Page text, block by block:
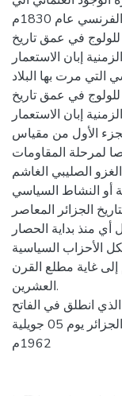
الاحتلال الفرنسي عام 1830م.
في عمق تاريخ
إبان الاستعمار
التي مرت بها البلاد.
في عمق تاريخ
إبان الاستعمار
الأول من مقياس
لمرحلة المقاومات
الصليبي الغاشم
أو النشاط السياسي.
الجزائر المعاصر
أي منذ بدایة الحصار
الأحزاب السیاسیة
أي من مطلع القرن 19م إلى غایة مطلع القرن
العشرين.
انطلق في الفاتح
نوفمبر 1954م والذي تُوج باستقلال الجزائر يوم 05 جويلية
1962م